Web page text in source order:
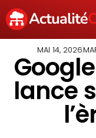
MAI 14, 2026
lance